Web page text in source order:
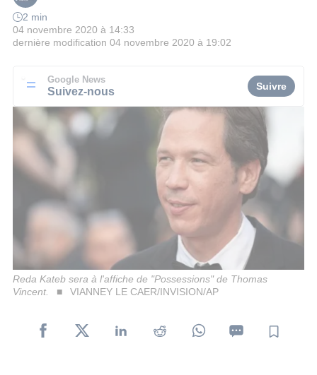
2 min
04 novembre 2020 à 14:33
dernière modification 04 novembre 2020 à 19:02
Google News
Suivez-nous Suivre
Reda Kateb sera à l'affiche de "Possessions" de Thomas
Vincent.
VIANNEY LE CAER/INVISION/AP